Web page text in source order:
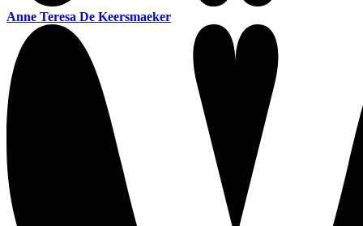
Anne Teresa De Keersmaeker